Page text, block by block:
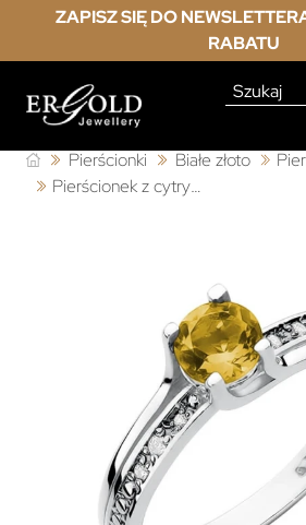
ZAPISZ SIĘ DO
RABATU
Pierścionki Białe złoto
Pierścionek z cytrynem białe złoto 0,50ct